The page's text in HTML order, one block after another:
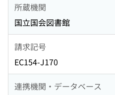
所蔵機関
国立国会図書館
請求記号
EC154-J170
連携機関・データベース